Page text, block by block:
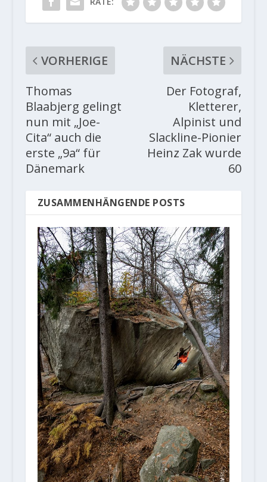
VORHERIGE
Thomas
Blaabjerg gelingt
nun mit „Joe-
Cita“ auch die
erste „9a“ für
Dänemark
NÄCHSTE
Der Fotograf,
Kletterer,
Alpinist und
Slackline-Pionier
Heinz Zak wurde
60
ZUSAMMENHÄNGENDE POSTS